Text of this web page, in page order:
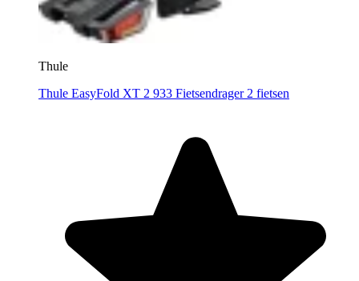
Thule
Thule EasyFold XT 2 933 Fietsendrager 2 fietsen